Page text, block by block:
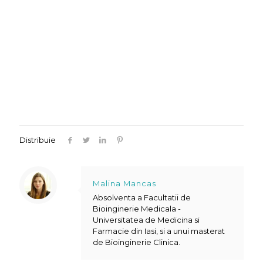
Distribuie
Malina Mancas
Absolventa a Facultatii de
Bioinginerie Medicala -
Universitatea de Medicina si
Farmacie din Iasi, si a unui masterat
de Bioinginerie Clinica.